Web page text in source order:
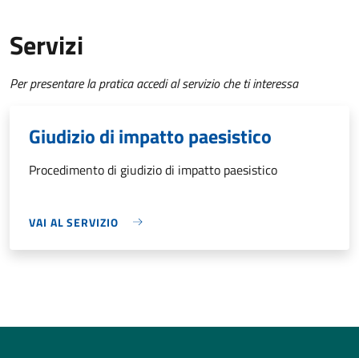
Servizi
Per presentare la pratica accedi al servizio che ti interessa
Giudizio di impatto paesistico
Procedimento di giudizio di impatto paesistico
VAI AL SERVIZIO